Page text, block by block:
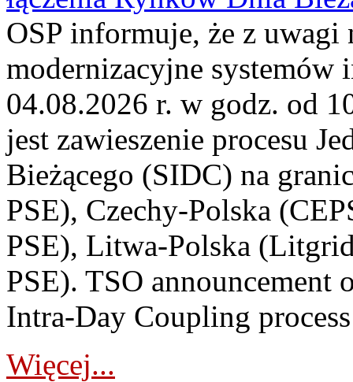
OSP informuje, że z uwagi
modernizacyjne
04.08.2026 r. w godz. od
jest zawieszenie procesu
Bieżącego (SIDC) na
PSE), Czechy-Polska
PSE), Litwa-Polska
PSE). TSO announcement
Intra-Day Coupling
Więcej...